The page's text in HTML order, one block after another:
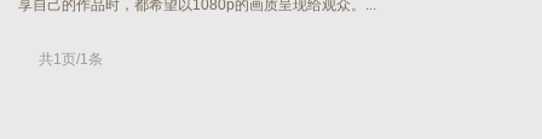
享自己的作品时，都希望以1080p的画质呈现给观众。...
共1页/1条